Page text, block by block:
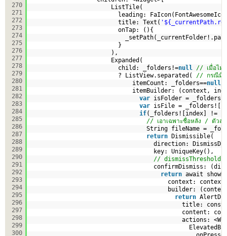
270
271
272
273
274
275
276
277
278
279
280
281
282
283
284
285
286
287
288
289
290
291
292
293
294
295
296
297
298
299
300
ListTile(
leading:
title: Text(
onTap: (){
}
),
Expanded(
child: _folders!=null // เมื่อไม่
? ListView.separated( // กรณีมีร
itemCount: _folders==null
itemBuilder: (context,
var isFolder =
var isFile =
if(_folders![index] !=
// เอาเฉพาะชื่อหลัง / ตัวสุ
String fileName =
return
Dismissible(
direction:
key: UniqueKey(),
//
confirmDismiss:
return await
context:
builder:
return
title: const
content:
actions: